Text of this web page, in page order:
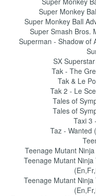
Super Monkey
Super Monkey Ball
Super Smash Bros.
Superman - Shadow of
SX
Tak - The
Tak & Le
Tak 2 - Le
Tales of
Tales of
Taxi 3
Taz - Wanted
Teenage Mutant
Teenage Mutant
Teenage Mutant